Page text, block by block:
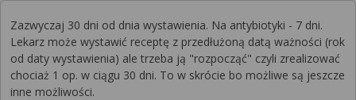
Zazwyczaj 30 dni od dnia wystawienia. Na antybiotyki - 7 dni.
Lekarz może wystawić receptę z przedłużoną datą ważności (rok
od daty wystawienia) ale trzeba ją "rozpocząć" czyli zrealizować
chociaż 1 op. w ciągu 30 dni. To w skrócie bo możliwe są jeszcze
inne możliwości.